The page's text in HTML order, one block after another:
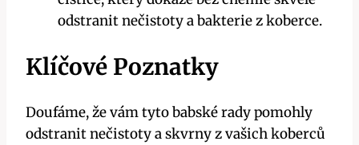
odstranit nečistoty a bakterie z koberce.
Klíčové Poznatky
Doufáme, že vám tyto babské rady pomohly
odstranit nečistoty a skvrny z vašich koberců